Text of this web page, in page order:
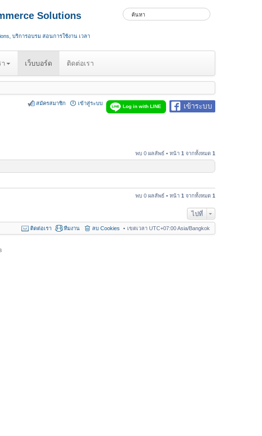
Solutions
บริการอบรม สอนการใช้งาน เวลา
เว็บบอร์ด ติดต่อเรา
เข้าระบบ
Log in with LINE
เข้าสู่ระบบ
สมัครสมาชิก
พบ 0 ผลลัพธ์ • หน้า 1 จากทั้งหมด 1
พบ 0 ผลลัพธ์ • หน้า 1 จากทั้งหมด 1
ไปที่
เขตเวลา UTC+07:00 Asia/Bangkok
ลบ Cookies
ทีมงาน
ติดต่อเรา